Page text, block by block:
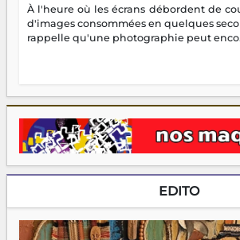
À l'heure où les écrans débordent de
d'images consommées en quelques
rappelle qu'une photographie peut
EDITO